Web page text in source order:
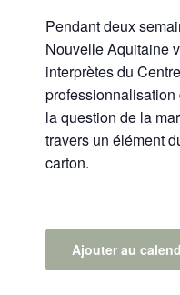
Pendant deux
Nouvelle Aquitaine
interprètes du
la question de la
travers un élément
carton.
Ajouter au